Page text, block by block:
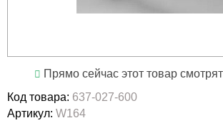
Прямо сейчас этот товар
Код товара: 637-027-600
Артикул: W164